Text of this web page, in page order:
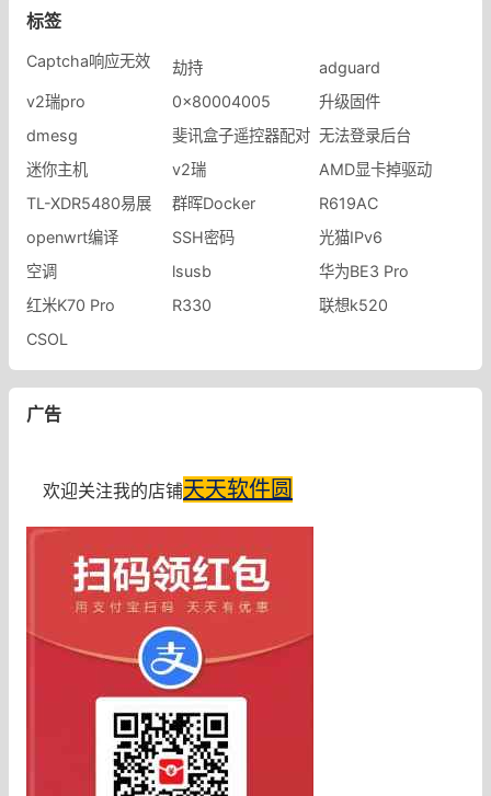
标签
Captcha响应无效 劫持
adguard
v2瑞pro
0x80004005
升级固件
dmesg
斐讯盒子遥控器配对 无法登录后台
迷你主机
v2瑞
AMD显卡掉驱动
TL-XDR5480易展
群晖Docker
R619AC
openwrt编译
SSH密码
光猫IPv6
空调
lsusb
华为BE3 Pro
红米K70 Pro
R330
联想k520
CSOL
广告
欢迎关注我的店铺天天软件圆